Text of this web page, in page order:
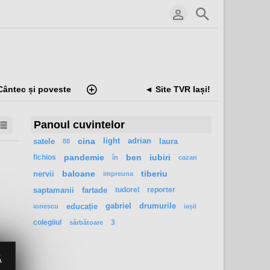
și poveste ◄ Site TVR Iași!
Panoul cuvintelor
satele 88 cina light adrian laura
fichios pandemie în ben iubiri cazan
nervii baloane impreuna
tiberiu
saptamanii
fartade tudorel reporter
ionescu educație gabriel drumurile iașii
colegiiul sărbătoare 3